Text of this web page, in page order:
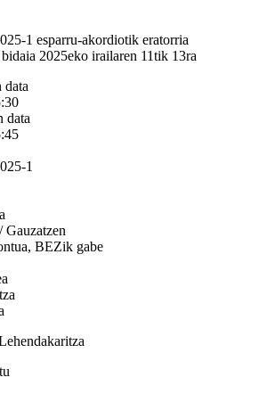
1 esparru-akordiotik eratorria
2025eko irailaren 11tik 13ra
data
data
1
Gauzatzen
BEZik gabe